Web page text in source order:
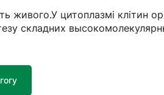
живого.У цитоплазмi клiтин
складних